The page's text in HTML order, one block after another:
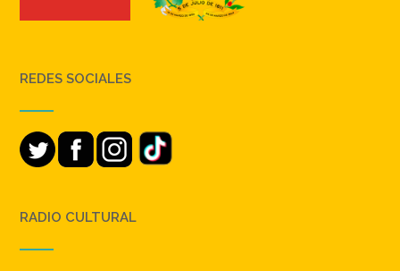
REDES SOCIALES
RADIO CULTURAL